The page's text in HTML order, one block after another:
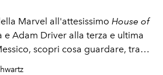
Marvel all'attesissimo House of
e Adam Driver alla terza e ultima
scopri cosa guardare, tra